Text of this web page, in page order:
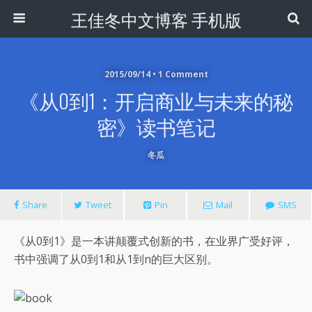
王佳冬中文博客 手机版
2015/09/14 • 1 Comment
《从0到1：开启商业与未来的秘
密》读书笔记
冬瓜
Share Tweet Pin Mail SMS
《从0到1》是一本讲颠覆式创新的书，在业界广受好评，
书中强调了从0到1和从1到n的巨大区别。